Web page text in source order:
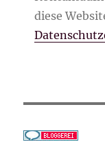
diese